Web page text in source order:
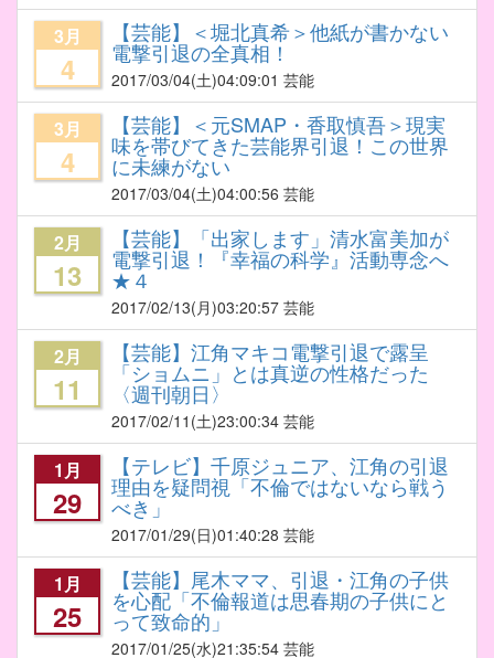
3月
4
【芸能】＜堀北真希＞他紙が書かない
電撃引退の全真相！
2017/03/04(土)04:09:01 芸能
3月
4
【芸能】＜元SMAP・香取慎吾＞現実
味を帯びてきた芸能界引退！この世界
に未練がない
2017/03/04(土)04:00:56 芸能
2月
13
【芸能】「出家します」清水富美加が
電撃引退！『幸福の科学』活動専念へ
★４
2017/02/13(月)03:20:57 芸能
2月
11
【芸能】江角マキコ電撃引退で露呈
「ショムニ」とは真逆の性格だった
〈週刊朝日〉
2017/02/11 (土)23:00:34 芸能
1月
29
【テレビ】千原ジュニア、江角の引退
理由を疑問視「不倫ではないなら戦う
べき」
2017/01/29(日)01:40:28 芸能
1月
25
【芸能】尾木ママ、引退・江角の子供
を心配「不倫報道は思春期の子供にと
って致命的」
2017/01/25(水)21:35:54 芸能